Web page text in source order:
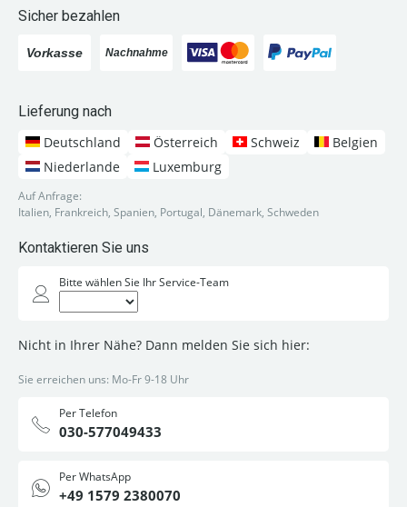
Sicher bezahlen
Lieferung nach
Deutschland
Österreich Schweiz
Belgien
Niederlande
Luxemburg
Auf Anfrage:
Italien, Frankreich, Spanien, Portugal, Dänemark, Schweden
Kontaktieren Sie uns
Bitte wählen Sie Ihr Service-Team
Nicht in Ihrer Nähe? Dann melden Sie sich hier:
Sie erreichen uns: Mo-Fr 9-18 Uhr
Per Telefon
030-577049433
Per WhatsApp
+49 1579 2380070